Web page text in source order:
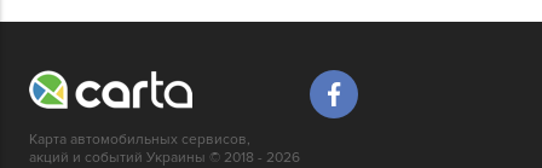
Карта автомобильных сервисов,
акций и событий Украины © 2018 - 2026